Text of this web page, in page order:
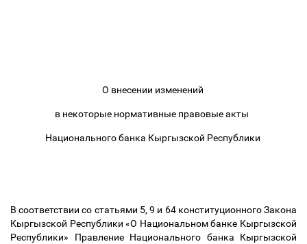
О внесении изменений
в некоторые нормативные правовые акты
Национального банка Кыргызской Республики
В соответствии со статьями 5, 9 и 64 конституционного Закона
Кыргызской Республики «О Национальном банке Кыргызской
Республики» Правление Национального банка Кыргызской